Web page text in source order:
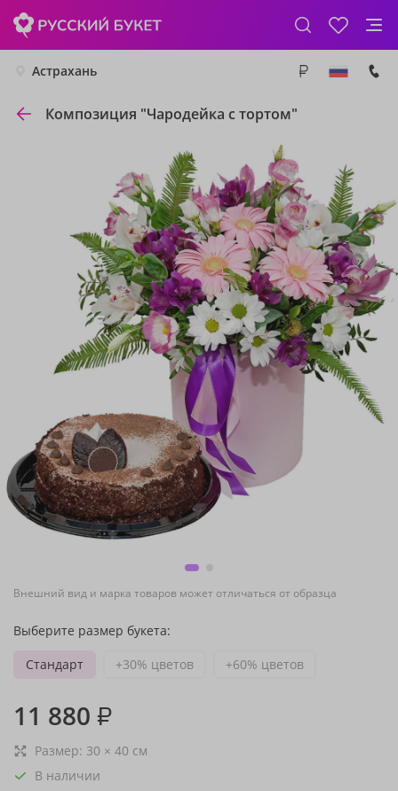
Астрахань
Композиция "Чародейка с тортом"
Внешний вид и марка товаров может отличаться от образца
Выберите размер букета:
Стандарт
+30% цветов +60% цветов
11 880 ₽
Размер: 30 × 40 см
В наличии